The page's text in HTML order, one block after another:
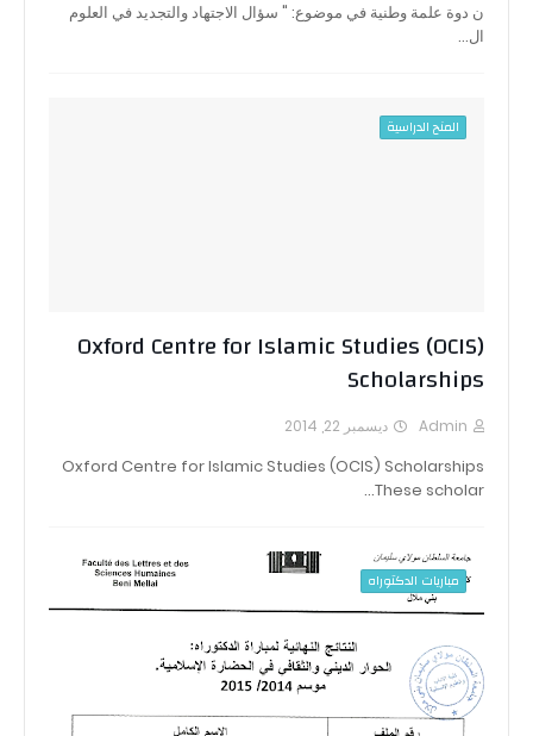
ن دوة علمة وطنية في موضوع: " سؤال الاجتهاد والتجديد في العلوم
ال…
المنح الدراسية
Oxford Centre for Islamic Studies (OCIS)
Scholarships
Admin ديسمبر 22, 2014
Oxford Centre for Islamic Studies (OCIS) Scholarships
These scholar…
مباريات الدكتوراه